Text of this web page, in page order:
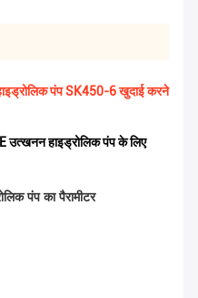
पंप SK450-6 खुदाई करने
हाइड्रोलिक पंप के लिए
पंप का पैरामीटर